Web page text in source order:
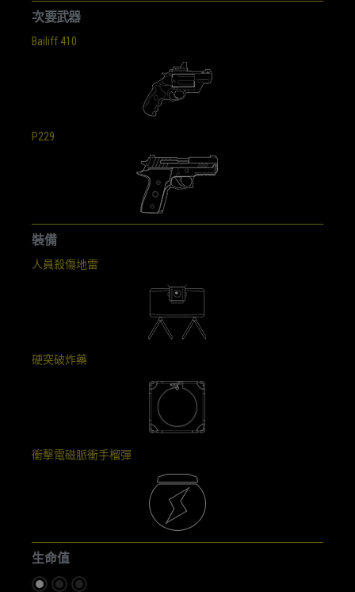
次要武器
Bailiff 410
P229
裝備
人員殺傷地雷
硬突破炸藥
衝擊電磁脈衝手榴彈
生命值